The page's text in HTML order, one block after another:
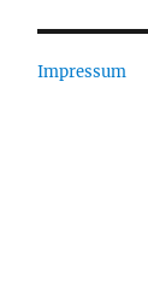
Impressum